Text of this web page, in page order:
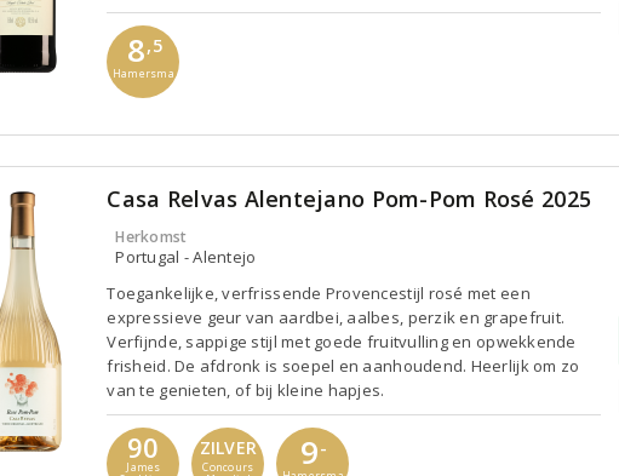
8,5
Hamersma
Casa Relvas Alentejano Pom-Pom Rosé 2025
Herkomst
Portugal - Alentejo
Toegankelijke, verfrissende Provencestijl rosé met een
expressieve geur van aardbei, aalbes, perzik en grapefruit.
Verfijnde, sappige stijl met goede fruitvulling en opwekkende
frisheid. De afdronk is soepel en aanhoudend. Heerlijk om zo
van te genieten, of bij kleine hapjes.
90
James
ZILVER
Concours
9-